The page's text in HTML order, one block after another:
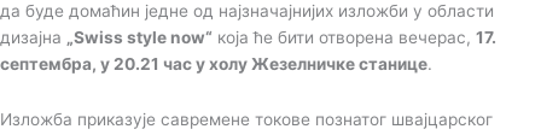
да буде домаћин једне од најзначајнијих изложби у области
дизајна „Swiss style now“ која ће бити отворена вечерас, 17.
септембра, у 20.21 час у холу Жезелничке станице.
Изложба приказује савремене токове познатог швајцарског